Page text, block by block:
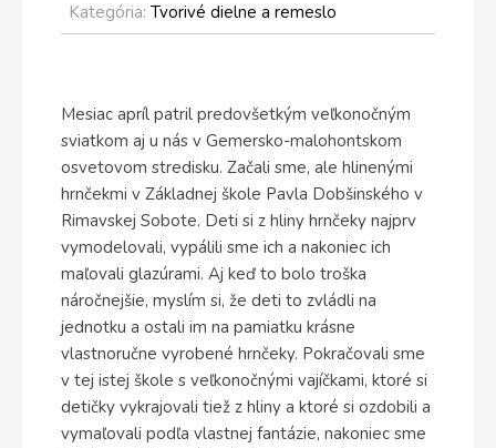
Kategória: Tvorivé dielne a remeslo
Mesiac apríl patril predovšetkým veľkonočným
sviatkom aj u nás v Gemersko-malohontskom
osvetovom stredisku. Začali sme, ale hlinenými
hrnčekmi v Základnej škole Pavla Dobšinského v
Rimavskej Sobote. Deti si z hliny hrnčeky najprv
vymodelovali, vypálili sme ich a nakoniec ich
maľovali glazúrami. Aj keď to bolo troška
náročnejšie, myslím si, že deti to zvládli na
jednotku a ostali im na pamiatku krásne
vlastnoručne vyrobené hrnčeky. Pokračovali sme
v tej istej škole s veľkonočnými vajíčkami, ktoré si
detičky vykrajovali tiež z hliny a ktoré si ozdobili a
vymaľovali podľa vlastnej fantázie, nakoniec sme